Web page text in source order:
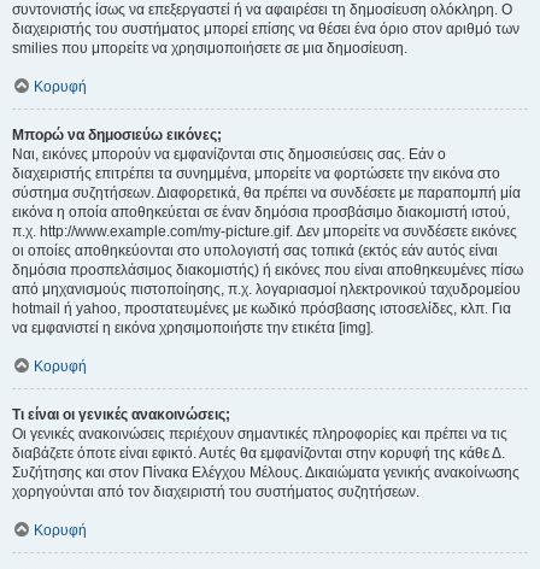
συντονιστής ίσως να επεξεργαστεί ή να αφαιρέσει τη δημοσίευση ολόκληρη. Ο
διαχειριστής του συστήματος μπορεί επίσης να θέσει ένα όριο στον αριθμό των
smilies που μπορείτε να χρησιμοποιήσετε σε μια δημοσίευση.
Κορυφή
Μπορώ να δημοσιεύω εικόνες;
Ναι, εικόνες μπορούν να εμφανίζονται στις δημοσιεύσεις σας. Εάν ο
διαχειριστής επιτρέπει τα συνημμένα, μπορείτε να φορτώσετε την εικόνα στο
σύστημα συζητήσεων. Διαφορετικά, θα πρέπει να συνδέσετε με παραπομπή μία
εικόνα η οποία αποθηκεύεται σε έναν δημόσια προσβάσιμο διακομιστή ιστού,
π.χ. http://www.example.com/my-picture.gif. Δεν μπορείτε να συνδέσετε εικόνες
οι οποίες αποθηκεύονται στο υπολογιστή σας τοπικά (εκτός εάν αυτός είναι
δημόσια προσπελάσιμος διακομιστής) ή εικόνες που είναι αποθηκευμένες πίσω
από μηχανισμούς πιστοποίησης, π.χ. λογαριασμοί ηλεκτρονικού ταχυδρομείου
hotmail ή yahoo, προστατευμένες με κωδικό πρόσβασης ιστοσελίδες, κλπ. Για
να εμφανιστεί η εικόνα χρησιμοποιήστε την ετικέτα [img].
Κορυφή
Τι είναι οι γενικές ανακοινώσεις;
Οι γενικές ανακοινώσεις περιέχουν σημαντικές πληροφορίες και πρέπει να τις
διαβάζετε όποτε είναι εφικτό. Αυτές θα εμφανίζονται στην κορυφή της κάθε Δ.
Συζήτησης και στον Πίνακα Ελέγχου Μέλους. Δικαιώματα γενικής ανακοίνωσης
χορηγούνται από τον διαχειριστή του συστήματος συζητήσεων.
Κορυφή